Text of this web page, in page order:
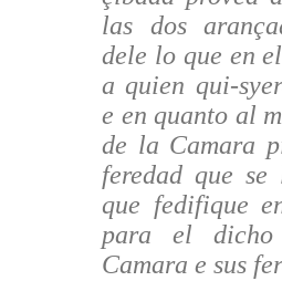
las dos
dele lo que en
a quien qui-
e en quanto al
de la Camara
feredad que
que fedifique
para el
Camara e sus